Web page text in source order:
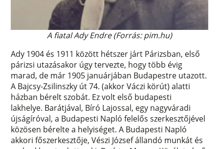
A fiatal Ady Endre (Forrás: pim.hu)
Ady 1904 és 1911 között hétszer járt Párizsban, első
párizsi utazásakor úgy tervezte, hogy több évig
marad, de már 1905 januárjában Budapestre utazott.
A Bajcsy-Zsilinszky út 74. (akkor Váczi körút) alatti
házban bérelt szobát. Ez volt első budapesti
lakhelye. Barátjával, Bíró Lajossal, egy nagyváradi
újságíróval, a Budapesti Napló felelős szerkesztőjével
közösen bérelte a helyiséget. A Budapesti Napló
akkori főszerkesztője, Vészi József állandó munkát és